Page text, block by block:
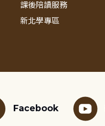
課後陪讀服務
新北學專區
Facebook